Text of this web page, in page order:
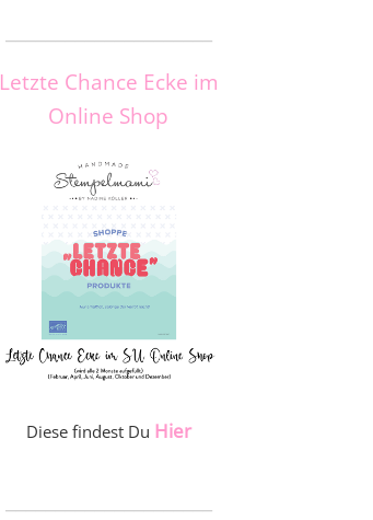
Letzte Chance Ecke im
Online Shop
Diese findest Du Hier